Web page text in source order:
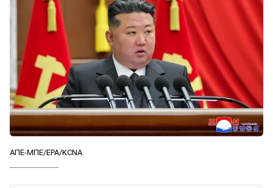
ΑΠΕ-ΜΠΕ/EPA/KCNA